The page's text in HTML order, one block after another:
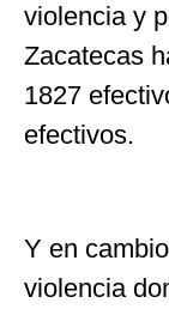
violencia y
Zacatecas
1827
efectivos.
Y en
violencia